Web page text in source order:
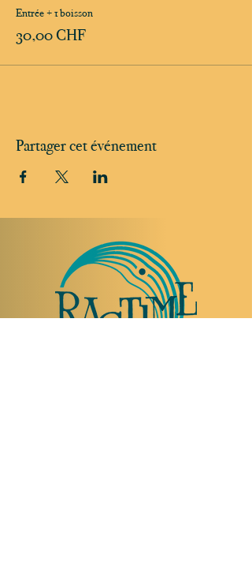
Entrée + 1 boisson
30,00 CHF
Partager cet événement